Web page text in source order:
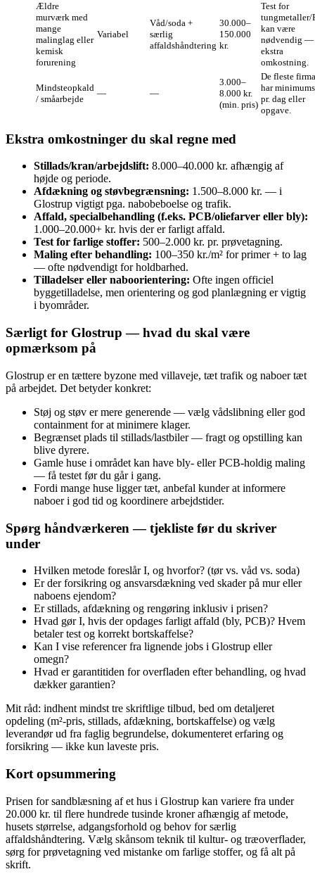
Ældre
murværk med
mange
malinglag eller
kemisk
forurening
Variabel
Våd/soda +
særlig
affaldshåndtering
30.000–
150.000
kr.
Test for
tungmetaller/
kan være
nødvendig —
ekstra
omkostning.
Mindsteopkald
/ småarbejde
— —
3.000–
8.000 kr.
(min. pris)
De fleste
har
pr. dag eller
opgave.
Ekstra omkostninger du skal regne med
Stillads/kran/arbejdslift: 8.000–40.000 kr. afhængig af
højde og periode.
Afdækning og støvbegrænsning: 1.500–8.000 kr. — i
Glostrup vigtigt pga. nabobeboelse og trafik.
Affald, specialbehandling (f.eks. PCB/oliefarver eller bly):
1.000–20.000+ kr. hvis der er farligt affald.
Test for farlige stoffer: 500–2.000 kr. pr. prøvetagning.
Maling efter behandling: 100–350 kr./m² for primer + to lag
— ofte nødvendigt for holdbarhed.
Tilladelser eller naboorientering: Ofte ingen officiel
byggetilladelse, men orientering og god planlægning er vigtig
i byområder.
Særligt for Glostrup — hvad du skal være
opmærksom på
Glostrup er en tættere byzone med villaveje, tæt trafik og naboer tæt
på arbejdet. Det betyder konkret:
Støj og støv er mere generende — vælg vådslibning eller god
containment for at minimere klager.
Begrænset plads til stillads/lastbiler — fragt og opstilling kan
blive dyrere.
Gamle huse i området kan have bly- eller PCB-holdig maling
— få testet før du går i gang.
Fordi mange huse ligger tæt, anbefal kunder at informere
naboer i god tid og koordinere arbejdstider.
Spørg håndværkeren — tjekliste før du skriver
under
Hvilken metode foreslår I, og hvorfor? (tør vs. våd vs. soda)
Er der forsikring og ansvarsdækning ved skader på mur eller
naboens ejendom?
Er stillads, afdækning og rengøring inklusiv i prisen?
Hvad gør I, hvis der opdages farligt affald (bly, PCB)? Hvem
betaler test og korrekt bortskaffelse?
Kan I vise referencer fra lignende jobs i Glostrup eller
omegn?
Hvad er garantitiden for overfladen efter behandling, og hvad
dækker garantien?
Mit råd: indhent mindst tre skriftlige tilbud, bed om detaljeret
opdeling (m²‑pris, stillads, afdækning, bortskaffelse) og vælg
leverandør ud fra faglig begrundelse, dokumenteret erfaring og
forsikring — ikke kun laveste pris.
Kort opsummering
Prisen for sandblæsning af et hus i Glostrup kan variere fra under
20.000 kr. til flere hundrede tusinde kroner afhængig af metode,
husets størrelse, adgangsforhold og behov for særlig
affaldshåndtering. Vælg skånsom teknik til kultur- og træoverflader,
sørg for prøvetagning ved mistanke om farlige stoffer, og få alt på
skrift.